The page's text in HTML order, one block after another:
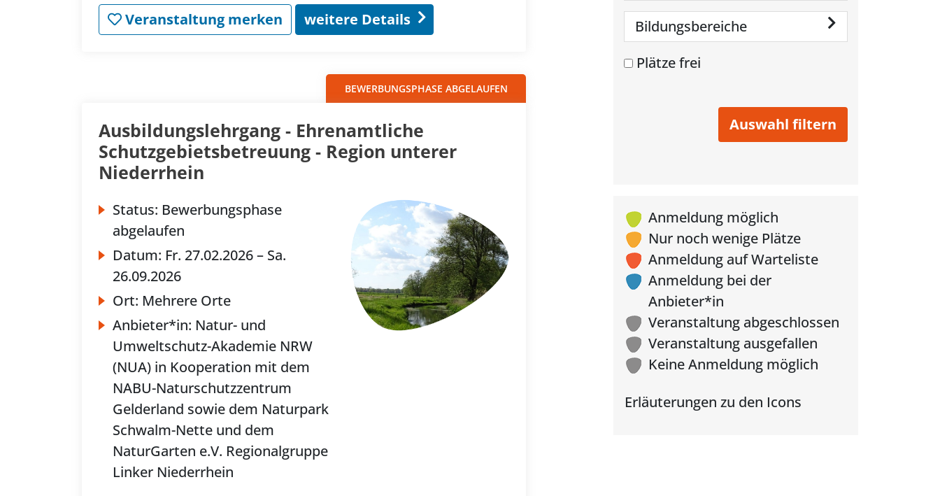
Veranstaltung merken weitere Details
BEWERBUNGSPHASE ABGELAUFEN
Ausbildungslehrgang - Ehrenamtliche
Schutzgebietsbetreuung - Region unterer
Niederrhein
Status: Bewerbungsphase
abgelaufen
Datum: Fr. 27.02.2026 – Sa.
26.09.2026
Ort: Mehrere Orte
Anbieter*in: Natur- und
Umweltschutz-Akademie NRW
(NUA) in Kooperation mit dem
NABU-Naturschutzzentrum
Gelderland sowie dem Naturpark
Schwalm-Nette und dem
NaturGarten e.V. Regionalgruppe
Linker Niederrhein
Bildungsbereiche
Plätze frei
Anmeldung möglich
Nur noch wenige Plätze
Anmeldung auf Warteliste
Anmeldung bei der
Anbieter*in
Veranstaltung abgeschlossen
Veranstaltung ausgefallen
Keine Anmeldung möglich
Erläuterungen zu den Icons